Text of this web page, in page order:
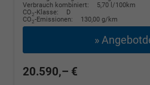
Verbrauch kombiniert:
5,70 l/100km
CO2-Klasse:
D
CO2-Emissionen: 130,00 g/km
»
20.590,– €